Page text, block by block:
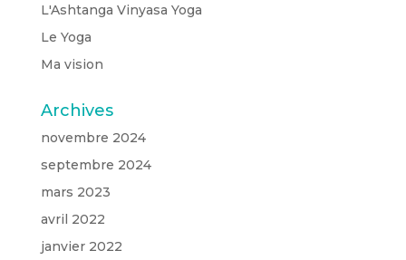
L'Ashtanga Vinyasa Yoga
Le Yoga
Ma vision
Archives
novembre 2024
septembre 2024
mars 2023
avril 2022
janvier 2022